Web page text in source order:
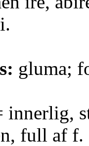
gluma;
innerlig,
full af f.